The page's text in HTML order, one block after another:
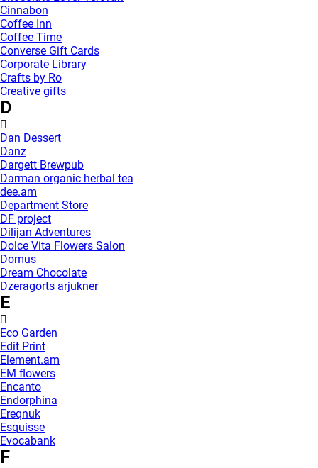
Cinnabon
Coffee Inn
Coffee Time
Converse Gift Cards
Corporate Library
Crafts by Ro
Creative gifts
D
Dan Dessert
Danz
Dargett Brewpub
Darman organic herbal tea
dee.am
Department Store
DF project
Dilijan Adventures
Dolce Vita Flowers Salon
Domus
Dream Chocolate
Dzeragorts arjukner
E
Eco Garden
Edit Print
Element.am
EM flowers
Encanto
Endorphina
Ereqnuk
Esquisse
Evocabank
F